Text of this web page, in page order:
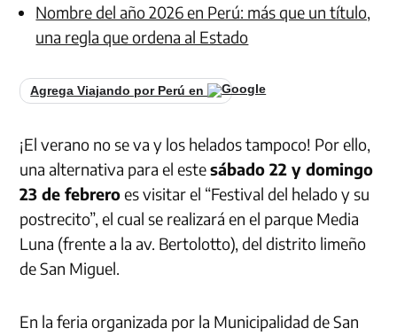
Nombre del año 2026 en Perú: más que un título,
una regla que ordena al Estado
Agrega Viajando por Perú en
¡El verano no se va y los helados tampoco! Por ello,
una alternativa para el estesábado 22 y domingo
23 de febreroes visitar el “Festival del helado y su
postrecito”, el cual se realizará en el parque Media
Luna (frente a la av. Bertolotto), del distrito limeño
de San Miguel.
En la feria organizada por la Municipalidad de San